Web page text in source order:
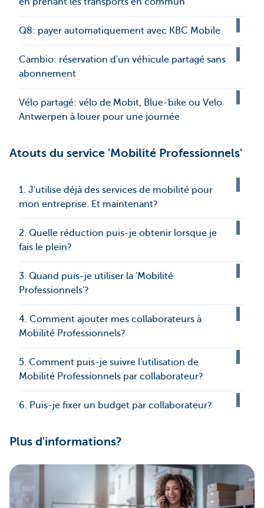
Q8: payer automatiquement avec KBC Mobile
Cambio: réservation d'un véhicule partagé sans
abonnement
Vélo partagé: vélo de Mobit, Blue-bike ou Velo
Antwerpen à louer pour une journée
Atouts du service 'Mobilité Professionnels'
1. J'utilise déjà des services de mobilité pour
mon entreprise. Et maintenant?
2. Quelle réduction puis-je obtenir lorsque je
fais le plein?
3. Quand puis-je utiliser la 'Mobilité
Professionnels'?
4. Comment ajouter mes collaborateurs à
Mobilité Professionnels?
5. Comment puis-je suivre l'utilisation de
Mobilité Professionnels par collaborateur?
6. Puis-je fixer un budget par collaborateur?
Plus d'informations?